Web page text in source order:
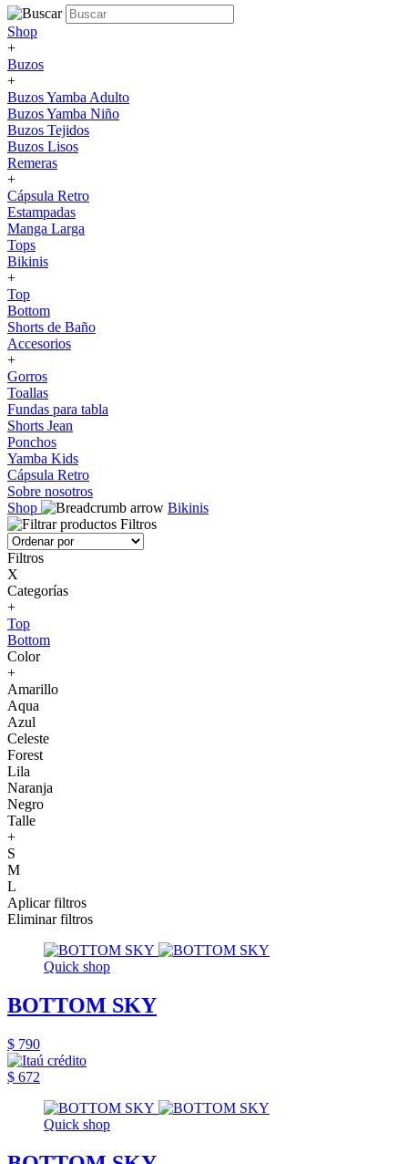
Shop
+
Buzos
+
Buzos Yamba Adulto
Buzos Yamba Niño
Buzos Tejidos
Buzos Lisos
Remeras
+
Cápsula Retro
Estampadas
Manga Larga
Tops
Bikinis
+
Top
Bottom
Shorts de Baño
Accesorios
+
Gorros
Toallas
Fundas para tabla
Shorts Jean
Ponchos
Yamba Kids
Cápsula Retro
Sobre nosotros
Shop
Bikinis
Filtros
Filtros
X
Categorías
+
Top
Bottom
Color
+
Amarillo
Aqua
Azul
Celeste
Forest
Lila
Naranja
Negro
Talle
+
S
M
L
Aplicar filtros
Eliminar filtros
Quick shop
BOTTOM SKY
$ 790
$ 672
Quick shop